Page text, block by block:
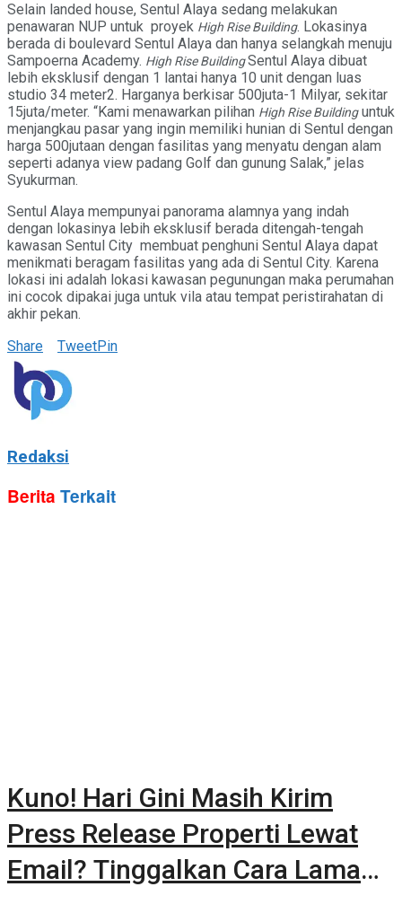
Selain landed house, Sentul Alaya sedang melakukan
penawaran NUP untuk proyek High Rise Building. Lokasinya
berada di boulevard Sentul Alaya dan hanya selangkah menuju
Sampoerna Academy. High Rise BuildingSentul Alaya dibuat
lebih eksklusif dengan 1 lantai hanya 10 unit dengan luas
studio 34 meter2. Harganya berkisar 500juta-1 Milyar, sekitar
15juta/meter. “Kami menawarkan pilihan High Rise Buildinguntuk
menjangkau pasar yang ingin memiliki hunian di Sentul dengan
harga 500jutaan dengan fasilitas yang menyatu dengan alam
seperti adanya view padang Golf dan gunung Salak,” jelas
Syukurman.
Sentul Alaya mempunyai panorama alamnya yang indah
dengan lokasinya lebih eksklusif berada ditengah-tengah
kawasan Sentul City membuat penghuni Sentul Alaya dapat
menikmati beragam fasilitas yang ada di Sentul City. Karena
lokasi ini adalah lokasi kawasan pegunungan maka perumahan
ini cocok dipakai juga untuk vila atau tempat peristirahatan di
akhir pekan.
Share
TweetPin
Redaksi
Berita Terkait
Kuno! Hari Gini Masih Kirim
Press Release Properti Lewat
Email? Tinggalkan Cara Lama